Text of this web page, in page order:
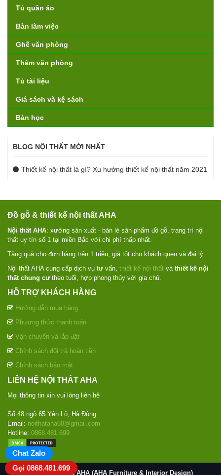
Tủ quần áo
Bàn làm việc
Ghế văn phòng
Thảm văn phòng
Tủ tài liệu
Giá sách và kệ sách
Bàn học
BLOG NỘI THẤT MỚI NHẤT
Thiết kế nội thất là gì? Xu hướng thiết kế nội thất năm 2021
Đồ gỗ & thiết kế nội thất AHA
Nội thất AHA: xưởng sản xuất - bán lẻ sản phẩm đồ gỗ, trang trí nội
thất uy tín số 1 tại miền Bắc với chi phí thấp nhất.
Tặng quà cho đơn hàng trên 1 triệu, giá tốt cho khách quen và đại lý
Nội thất AHA cung cấp dịch vụ tư vấn, thiết kế nội thất và thiết kế nội
thất chung cưtheo tuổi, hợp phong thủy với gia chủ.
HỖ TRỢ KHÁCH HÀNG
Hướng dẫn mua hàng
Phương thức thanh toán
Vận chuyển và lắp đặt
Chính sách đổi trả hoàn tiền
Chính sách bảo mật
LIÊN HỆ NỘI THẤT AHA
Mọi thông tin xin vui lòng liên hệ
Số 48 ngõ 65 Yên Lộ, Hà Đông
Email: noithataha68@gmail.com
Hotline: 0868.481.699
© 2020Nội thất AHA (AHA Furniture & Interior Design)
Chat Zalo
Gọi 0868.481.699